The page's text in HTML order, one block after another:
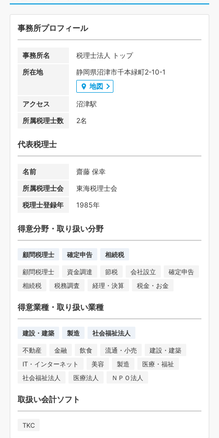
事務所プロフィール
事務所名
税理士法人 トップ
所在地
静岡県沼津市千本緑町2-10-1
地図
アクセス
沼津駅
所属税理士数
2名
代表税理士
名前
齋藤 保幸
所属税理士会
東海税理士会
税理士登録年
1985年
得意分野・取り扱い分野
顧問税理士 確定申告 相続税
顧問税理士 資金調達 節税 会社設立
確定申告
相続税
税務調査 経理・決算 税金・お金
得意業種・取り扱い業種
建設・建築 製造 社会福祉法人
不動産 金融 飲食 流通・小売
建設・建築
IT・インターネット
美容 製造
医療・福祉
社会福祉法人
医療法人 ＮＰＯ法人
取扱い会計ソフト
TKC